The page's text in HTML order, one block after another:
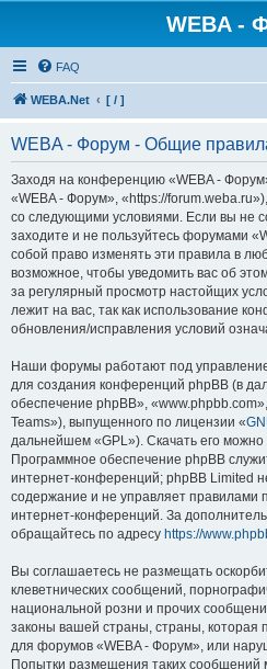
WEBA -
FAQ
WEBA.Net [ / ]
WEBA - Форум - Общие
Заходя на конференцию «WEBA -
«WEBA - Форум», «https://
со следующими условиями. Если вы не
заходите и не пользуйтесь форумами
собой право изменять эти правила в
возможное, чтобы уведомить вас об
за регулярный просмотр настойщих
лежит на вас, так как использование
обновления/исправления условий
Наши форумы работают под
для создания конференций phpBB (в
обеспечение phpBB»,
Teams»), выпущенного по лицензии «
дальнейшем «GPL»). Скачать его можно
Программное обеспечение phpBB
интернет-конференций; phpBB Limited
содержание и не управляет правилами
интернет-конференций. За
обращайтесь по адресу https://
Вы соглашаетесь не размещать
клеветнических сообщений,
национальной розни и прочих
законы вашей страны, страны, которая
для форумов «WEBA - Форум», или
Попытки размещения таких сообщений